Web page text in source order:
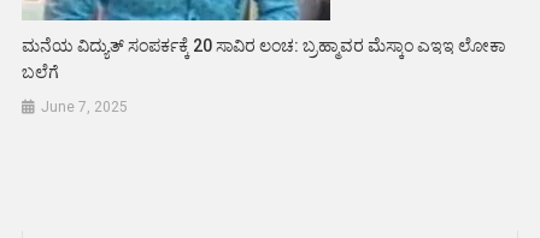
ಮನೆಯ ವಿದ್ಯುತ್ ಸಂಪರ್ಕಕ್ಕೆ 20 ಸಾವಿರ ಲಂಚ: ಬ್ರಹ್ಮಾವರ ಮೆಸ್ಕಾಂ ಎಇಇ ಲೋಕಾ
ಬಲೆಗೆ
June 7, 2025